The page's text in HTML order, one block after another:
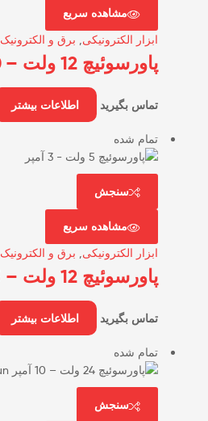
مشاهده سریع
ابزار الکترونیکی برق و الکترونیک
پاورسوئیچ 12 ولت – 30 آمپر Edisun
تماس بگیرید اطلاعات بیشتر
تمام شده
سنجش
مشاهده سریع
ابزار الکترونیکی برق و الکترونیک
پاورسوئیچ 12 ولت – 5 آمپر Edisun
تماس بگیرید اطلاعات بیشتر
تمام شده
سنجش